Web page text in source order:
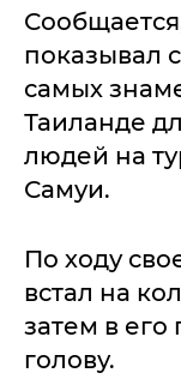
показывал
самых
Таиланде
людей на
Самуи.
По ходу
встал на
затем в его
голову.